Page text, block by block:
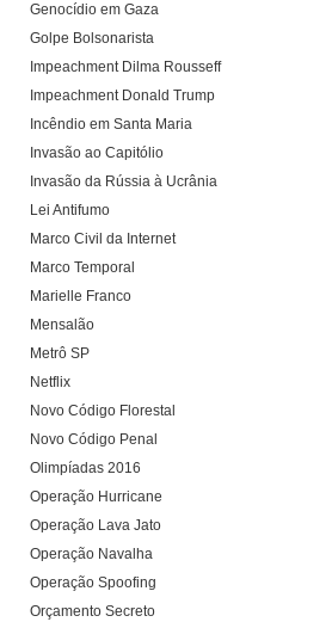
Genocídio em Gaza
Golpe Bolsonarista
Impeachment Dilma Rousseff
Impeachment Donald Trump
Incêndio em Santa Maria
Invasão ao Capitólio
Invasão da Rússia à Ucrânia
Lei Antifumo
Marco Civil da Internet
Marco Temporal
Marielle Franco
Mensalão
Metrô SP
Netflix
Novo Código Florestal
Novo Código Penal
Olimpíadas 2016
Operação Hurricane
Operação Lava Jato
Operação Navalha
Operação Spoofing
Orçamento Secreto